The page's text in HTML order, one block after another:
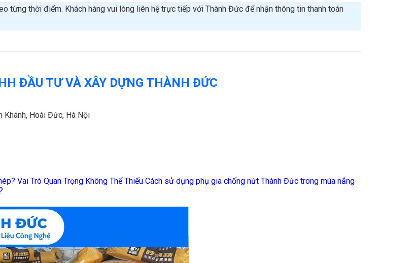
từng thời điểm. Khách hàng vui lòng liên hệ trực tiếp với Thành Đức để nhận thông tin thanh toán
ĐẦU TƯ VÀ XÂY DỰNG THÀNH ĐỨC
Khánh, Hoài Đức, Hà Nội
Vai Trò Quan Trọng Không Thể Thiếu Cách sử dụng phụ gia chống nứt Thành Đức trong mùa nắng